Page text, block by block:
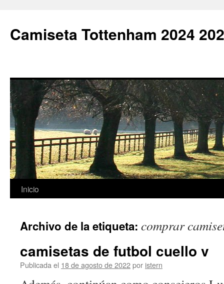
Camiseta Tottenham 2024
Saltar
contenido
Inicio
Archivo de la etiqueta: comprar
camisetas de futbol cuello v
Publicada el 18 de agosto de 2022por istern